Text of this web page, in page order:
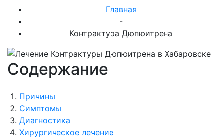
Главная
-
Контрактура Дюпюитрена
Содержание
Причины
Симптомы
Диагностика
Хирургическое лечение